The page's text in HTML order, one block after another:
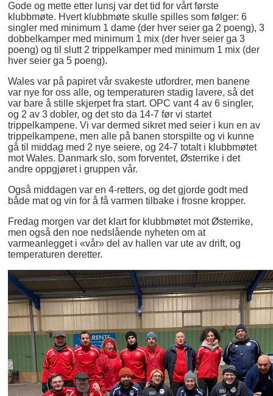
Gode og mette etter lunsj var det tid for vårt første
klubbmøte. Hvert klubbmøte skulle spilles som følger: 6
singler med minimum 1 dame (der hver seier ga 2 poeng), 3
dobbelkamper med minimum 1 mix (der hver seier ga 3
poeng) og til slutt 2 trippelkamper med minimum 1 mix (der
hver seier ga 5 poeng).
Wales var på papiret vår svakeste utfordrer, men banene
var nye for oss alle, og temperaturen stadig lavere, så det
var bare å stille skjerpet fra start. OPC vant 4 av 6 singler,
og 2 av 3 dobler, og det sto da 14-7 før vi startet
trippelkampene. Vi var dermed sikret med seier i kun en av
trippelkampene, men alle på banen storspilte og vi kunne
gå til middag med 2 nye seiere, og 24-7 totalt i klubbmøtet
mot Wales. Danmark slo, som forventet, Østerrike i det
andre oppgjøret i gruppen vår.
Også middagen var en 4-retters, og det gjorde godt med
både mat og vin for å få varmen tilbake i frosne kropper.
Fredag morgen var det klart for klubbmøtet mot Østerrike,
men også den noe nedslående nyheten om at
varmeanlegget i «vår» del av hallen var ute av drift, og
temperaturen deretter.